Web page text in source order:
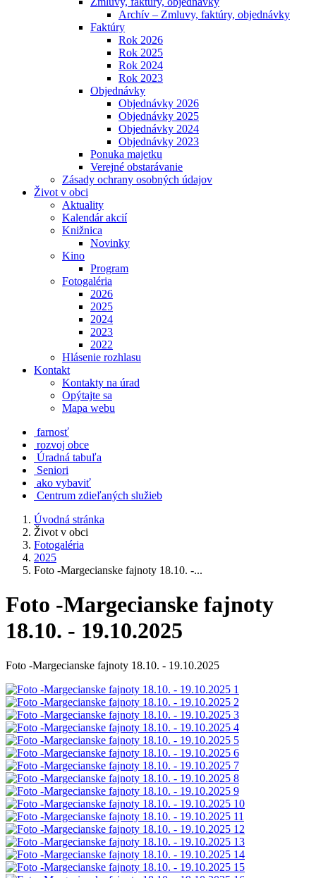
Archív – Zmluvy, faktúry, objednávky
Faktúry
Rok 2026
Rok 2025
Rok 2024
Rok 2023
Objednávky
Objednávky 2026
Objednávky 2025
Objednávky 2024
Objednávky 2023
Ponuka majetku
Verejné obstarávanie
Zásady ochrany osobných údajov
Život v obci
Aktuality
Kalendár akcií
Knižnica
Novinky
Kino
Program
Fotogaléria
2026
2025
2024
2023
2022
Hlásenie rozhlasu
Kontakt
Kontakty na úrad
Opýtajte sa
Mapa webu
farnosť
rozvoj obce
Úradná tabuľa
Seniori
ako vybaviť
Centrum zdieľaných služieb
Úvodná stránka
Život v obci
Fotogaléria
2025
Foto -Margecianske fajnoty 18.10. -...
Foto -Margecianske fajnoty
18.10. - 19.10.2025
Foto -Margecianske fajnoty 18.10. - 19.10.2025